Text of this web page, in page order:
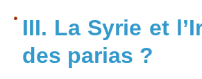
III. La Syrie et
des parias ?